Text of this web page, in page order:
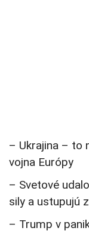
– Ukrajina – to
vojna Európy
– Svetové
sily a ustupujú
– Trump v